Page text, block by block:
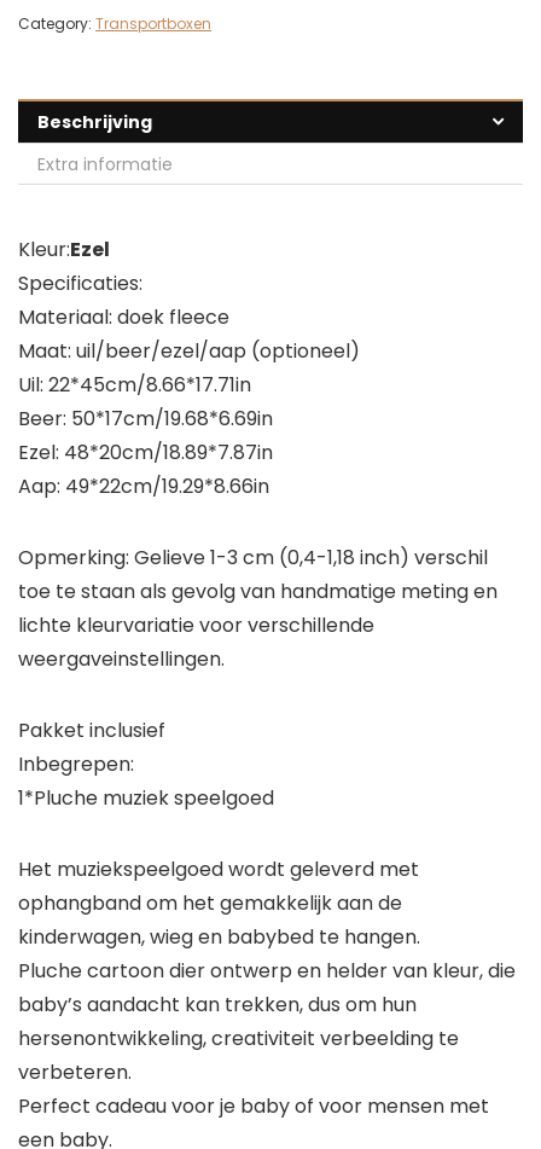
Category: Transportboxen
Beschrijving
Extra informatie
Kleur:Ezel
Specificaties:
Materiaal: doek fleece
Maat: uil/beer/ezel/aap (optioneel)
Uil: 22*45cm/8.66*17.71in
Beer: 50*17cm/19.68*6.69in
Ezel: 48*20cm/18.89*7.87in
Aap: 49*22cm/19.29*8.66in
Opmerking: Gelieve 1-3 cm (0,4-1,18 inch) verschil
toe te staan als gevolg van handmatige meting en
lichte kleurvariatie voor verschillende
weergaveinstellingen.
Pakket inclusief
Inbegrepen:
1*Pluche muziek speelgoed
Het muziekspeelgoed wordt geleverd met
ophangband om het gemakkelijk aan de
kinderwagen, wieg en babybed te hangen.
Pluche cartoon dier ontwerp en helder van kleur, die
baby’s aandacht kan trekken, dus om hun
hersenontwikkeling, creativiteit verbeelding te
verbeteren.
Perfect cadeau voor je baby of voor mensen met
een baby.